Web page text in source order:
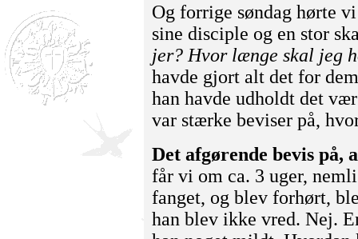
Og forrige søndag hørte
sine discip­le og en stor
jer? Hvor længe skal jeg
havde gjort alt det for
han havde udholdt det
var stærke beviser på,
Det afgørende bevis på,
får vi om ca. 3 uger,
fanget, og blev forhørt,
han blev ikke vred. Nej.